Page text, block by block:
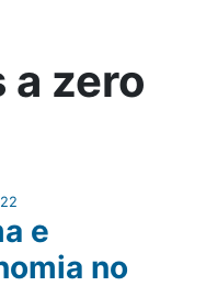
a zero
e
no